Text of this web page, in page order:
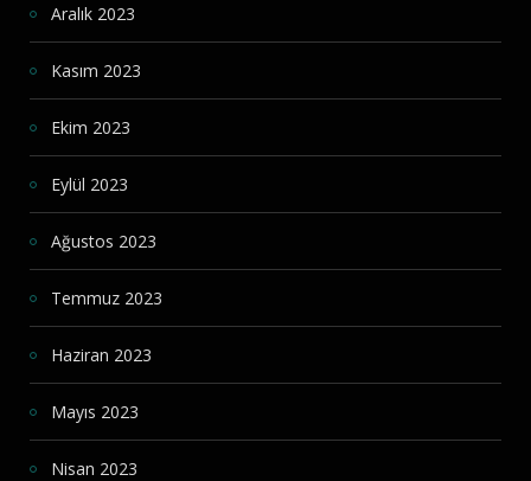
Aralık 2023
Kasım 2023
Ekim 2023
Eylül 2023
Ağustos 2023
Temmuz 2023
Haziran 2023
Mayıs 2023
Nisan 2023